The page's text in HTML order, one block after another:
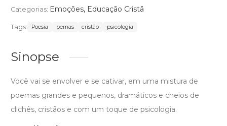
Categorias: Emoções, Educação Cristã
Tags: Poesia pemas cristão psicologia
Sinopse
Você vai se envolver e se cativar, em uma mistura de
poemas grandes e pequenos, dramáticos e cheios de
clichês, cristãos e com um toque de psicologia.